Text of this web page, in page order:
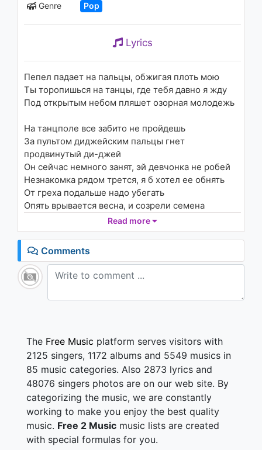
04:46
Part of Me
1.5K - 7 years ago
04:15
1.5K - 7 years ago
03:29
Антология - Далеко
826 - 7 years ago
Genre
Pop
Lyrics
Пепел падает на пальцы, обжигая плоть мою
Ты торопишься на танцы, где тебя давно я жду
Под открытым небом пляшет озорная молодежь
На танцполе все забито не пройдешь
За пультом диджейским пальцы гнет
продвинутый ди-джей
Он сейчас немного занят, эй девчонка не робей
Незнакомка рядом трется, я б хотел ее обнять
От греха подальше надо убегать
Опять врывается весна, и созрели семена
Я прошу тебя давай, собирать мой урожай
Орудие труда ты получишь без труда
Вот и ты проходишь в юбке уже моего ремня
Лучше б заявилась в шубке кривоногая моя
Вызывающий наряд твой убивает пацанов
Через чур пахабно, Маша, нут слов
Опять врывается весна, и созрели семена
Я прошу тебя давай, собирать мой урожай
Орудие труда ты получишь без труда
Read more
Comments
The Free Music platform serves visitors with
2125 singers, 1172 albums and 5549 musics in
85 music categories. Also 2873 lyrics and
48076 singers photos are on our web site. By
categorizing the music, we are constantly
working to make you enjoy the best quality
music. Free 2 Music music lists are created
with special formulas for you.